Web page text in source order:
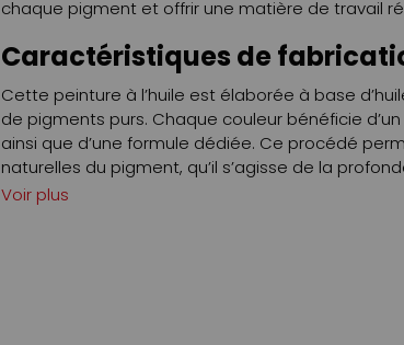
chaque pigment et offrir une matière de travail
Caractéristiques de
Cette peinture à l’huile est élaborée à base
de pigments purs. Chaque couleur bénéficie
ainsi que d’une formule dédiée. Ce procédé
naturelles du pigment, qu’il s’agisse de la
opacité ou de sa réaction au mélange. La
Voir plus